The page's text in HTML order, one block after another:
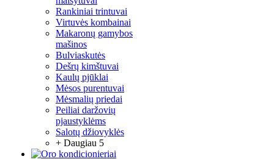
Rankiniai trintuvai
Virtuvės kombainai
Makaronų gamybos
mašinos
Bulviaskutės
Dešrų kimštuvai
Kaulų pjūklai
Mėsos purentuvai
Mėsmalių priedai
Peiliai daržovių
pjaustyklėms
Salotų džiovyklės
+ Daugiau 5